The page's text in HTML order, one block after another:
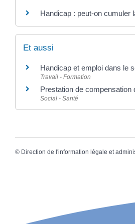
Handicap : peut-on cumuler
Et aussi
Handicap et emploi dans le
Travail - Formation
Prestation de compensation
Social - Santé
© Direction de l'information légale et